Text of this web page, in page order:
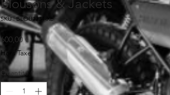
Blousons & Jackets
SKU : BLOU1234-XL
600,00 €Prix
Hors Taxe
Quantité *